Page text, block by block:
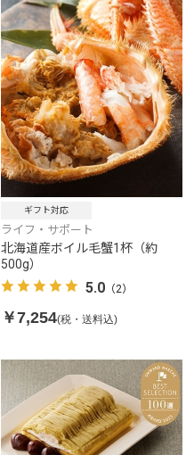
ギフト対応
ライフ・サポート
北海道産ボイル毛蟹1杯（約
500g）
5.0（2）
￥7,254(税・送料込)